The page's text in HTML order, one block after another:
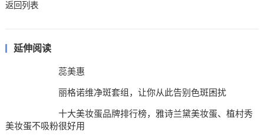
返回列表
延伸阅读
蕊美惠
丽格诺维净斑套组，让你从此告别色斑困扰
十大美妆蛋品牌排行榜，雅诗兰黛美妆蛋、植村秀
美妆蛋不吸粉很好用